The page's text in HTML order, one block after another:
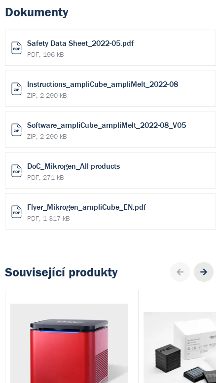
Dokumenty
Safety Data Sheet_2022-05.pdf
PDF, 196 kB
Instructions_ampliCube_ampliMelt_2022-08
ZIP, 2 290 kB
Software_ampliCube_ampliMelt_2022-08_V05
ZIP, 2 290 kB
DoC_Mikrogen_All products
PDF, 271 kB
Flyer_Mikrogen_ampliCube_EN.pdf
PDF, 1 317 kB
Související produkty